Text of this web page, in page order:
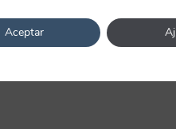
Aceptar